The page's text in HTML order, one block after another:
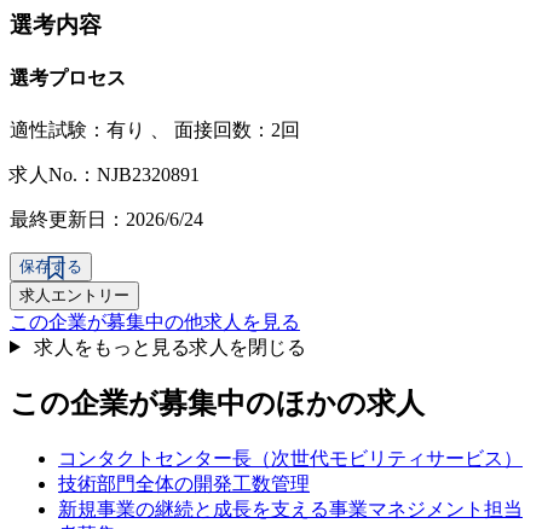
選考内容
選考プロセス
適性試験： 有り 面接回数：2回
求人No.：NJB2320891
最終更新日：2026/6/24
保存する
求人エントリー
この企業が募集中の他求人を見る
求人をもっと見る求人を閉じる
この企業が募集中のほかの求人
コンタクトセンター長（次世代モビリティサービス）
技術部門全体の開発工数管理
新規事業の継続と成長を支える事業マネジメント担当